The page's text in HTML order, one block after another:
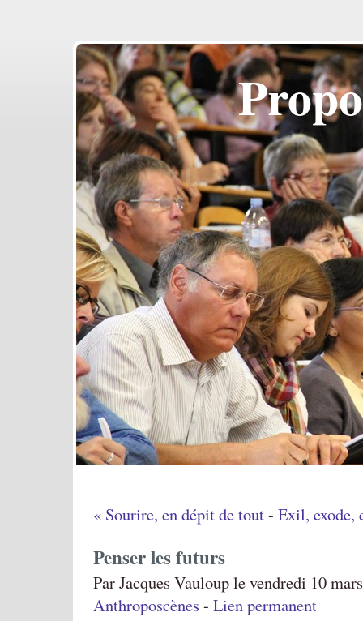
« Sourire, en dépit de tout- Exil, exode,
Penser les futurs
Par Jacques Vauloup le vendredi 10
Anthroposcènes - Lien permanent